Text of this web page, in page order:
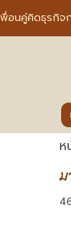
นคู่คิดธุรกิจ
ห